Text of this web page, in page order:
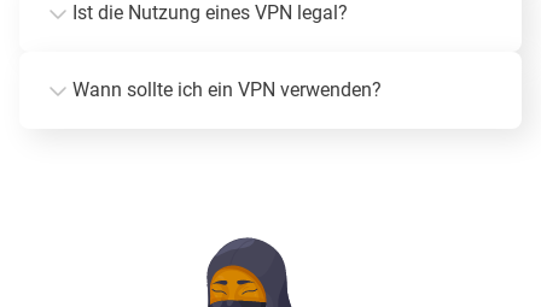
Ist die Nutzung eines VPN legal?
Wann sollte ich ein VPN verwenden?